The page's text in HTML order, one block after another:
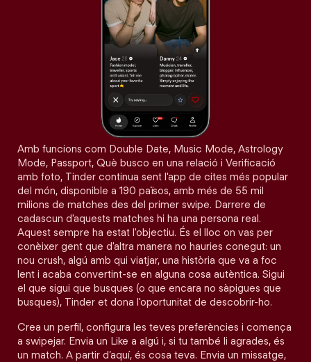
Amb funcions com Double Date, Music Mode, Astrology
Mode, Passport, Què busco en una relació i Verificació
amb foto, Tinder continua sent l'app de cites més popular
del món, disponible a 190 països, amb més de 55 mil
milions de matches des del primer swipe. Darrere de
cadascun d'aquests matches hi ha una persona real.
Aquest sempre ha estat l'objectiu. És el lloc on vas per
conèixer gent que d'altra manera no hauries conegut: un
nou crush, algú amb qui viatjar, una història que va a foc
lent i acaba convertint-se en alguna cosa autèntica. Sigui
el que sigui que busques (o que encara no sàpigues que
busques), Tinder et dona l'oportunitat de descobrir-ho.
Crea un perfil, configura les teves preferències i comença
a swipejar. Envia un Like a algú i, si tu també li agrades, és
un match. A partir d’aquí, és cosa teva. Envia un missatge,